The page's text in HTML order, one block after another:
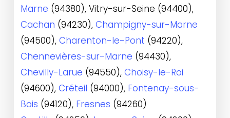
Marne (94380), Vitry-sur-Seine (94400),
Cachan (94230),Champigny-sur-Marne
(94500),Charenton-le-Pont (94220),
Chennevières-sur-Marne (94430),
Chevilly-Larue (94550),Choisy-le-Roi
(94600),Créteil (94000), Fontenay-sous-
Bois (94120), Fresnes (94260)